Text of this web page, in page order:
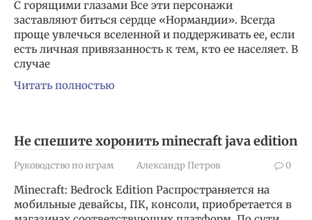
С горящими глазами Все эти персонажи
заставляют биться сердце «Нормандии». Всегда
проще увлечься вселенной и поддерживать ее, если
есть личная привязанность к тем, кто ее населяет. В
случае
Читать полностью
Не спешите хоронить minecraft java edition
Руководство по играм Александр Петров 0
Minecraft: Bedrock Edition Распространяется на
мобильные девайсы, ПК, консоли, приобретается в